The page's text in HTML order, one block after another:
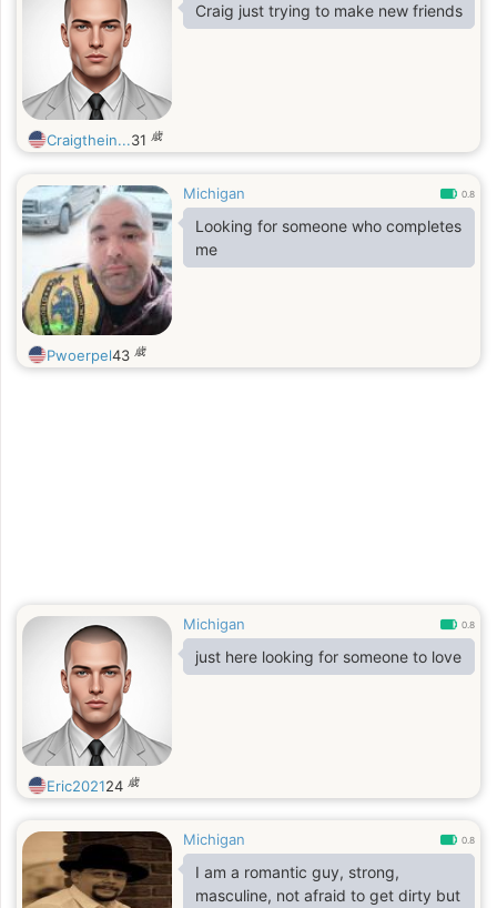
Craig just trying to make new friends
Craigthein...31 歳
Michigan 0.8
Looking for someone who completes
me
Pwoerpel43 歳
Michigan 0.8
just here looking for someone to love
Eric202124 歳
Michigan 0.8
I am a romantic guy, strong,
masculine, not afraid to get dirty but